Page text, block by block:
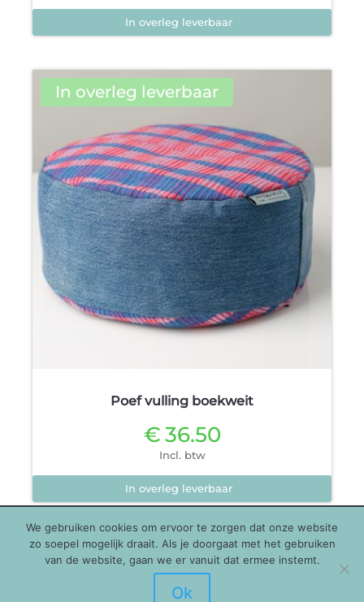
In overleg leverbaar
Poef vulling boekweit
€36.50
Incl. btw
In overleg leverbaar
In overleg leverbaar
Copyright © 2026 echtWaar
We gebruiken cookies om ervoor te zorgen dat onze website
zo soepel mogelijk draait. Als je doorgaat met het gebruiken
van de website, gaan we er vanuit dat ermee instemt.
Ok